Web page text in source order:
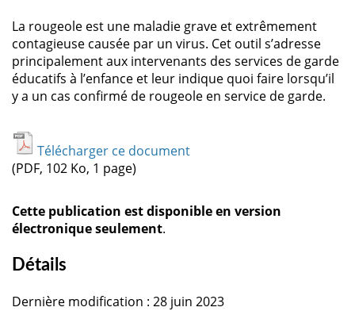
La rougeole est une maladie grave et extrêmement
contagieuse causée par un virus. Cet outil s’adresse
principalement aux intervenants des services de garde
éducatifs à l’enfance et leur indique quoi faire lorsqu’il
y a un cas confirmé de rougeole en service de garde.
Télécharger ce document
(PDF, 102 Ko, 1 page)
Cette publication est disponible en version
électronique seulement.
Détails
Dernière modification : 28 juin 2023